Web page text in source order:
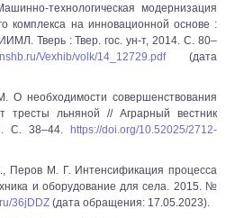
технологическая модернизация
комплекса на инновационной основе :
Тверь : Твер. гос. ун-т, 2014. С. 80–
Vexhib/volk/14_12729.pdf(дата
необходимости совершенствования
тресты льняной // Аграрный вестник
С. 38–44.
https://doi.org/10.52025/2712-
Перов М. Г. Интенсификация процесса
и оборудование для села. 2015. №
36jDDZ (дата обращения: 17.05.2023).